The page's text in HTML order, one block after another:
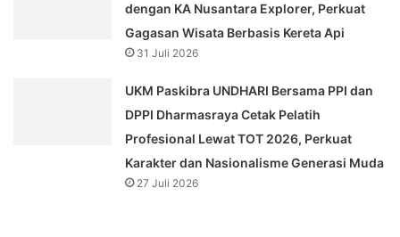
dengan KA Nusantara Explorer, Perkuat
Gagasan Wisata Berbasis Kereta Api
31 Juli 2026
UKM Paskibra UNDHARI Bersama PPI dan
DPPI Dharmasraya Cetak Pelatih
Profesional Lewat TOT 2026, Perkuat
Karakter dan Nasionalisme Generasi Muda
27 Juli 2026